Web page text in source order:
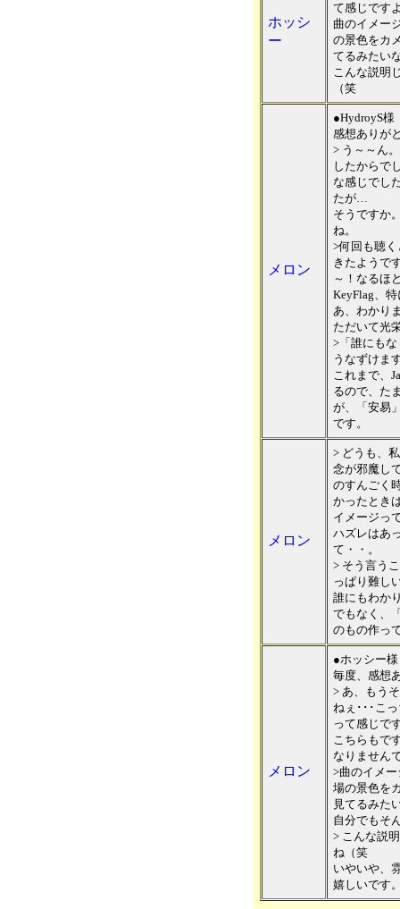
ホッシ
ー
て感じです
曲のイメー
の景色をカ
てるみたい
こんな説明
（笑
メロン
●HydroyS様
感想ありが
> う～～ん
したからで
な感じでし
たが…
そうですか
ね。
>何回も聴
きたようで
～！なるほ
KeyFlag、
あ、わかり
ただいて光
>「誰にも
うなずけま
これまで、
るので、た
が、「安易
です。
メロン
> どうも、
念が邪魔し
のすんごく
かったとき
イメージっ
ハズレはあ
て・・。
> そう言う
っぱり難し
誰にもわか
でもなく、
のもの作っ
メロン
●ホッシー様
毎度、感想
> あ、もう
ねぇ･･･こ
って感じで
こちらもで
なりません
>曲のイメ
場の景色を
見てるみた
自分でもそ
> こんな説
ね（笑
いやいや、
嬉しいです